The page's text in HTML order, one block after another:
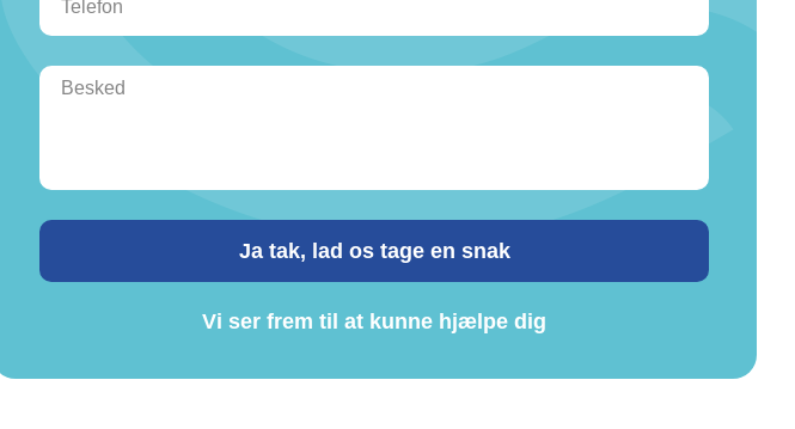
Ja tak, lad os tage en snak
Vi ser frem til at kunne hjælpe dig